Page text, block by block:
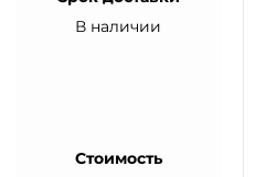
В наличии
Стоимость